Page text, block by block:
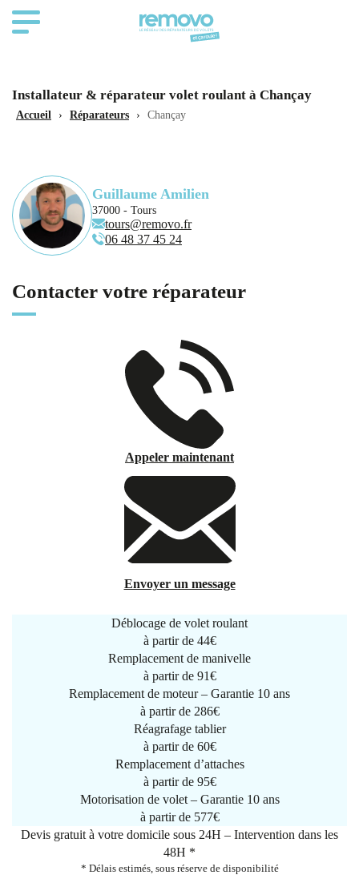
Installateur & réparateur volet roulant à Chançay
Accueil › Réparateurs › Chançay
Guillaume Amilien
37000 - Tours
tours@removo.fr
06 48 37 45 24
Contacter votre réparateur
Appeler maintenant
Envoyer un message
Déblocage de volet roulant
à partir de 44€
Remplacement de manivelle
à partir de 91€
Remplacement de moteur – Garantie 10 ans
à partir de 286€
Réagrafage tablier
à partir de 60€
Remplacement d’attaches
à partir de 95€
Motorisation de volet – Garantie 10 ans
à partir de 577€
Devis gratuit à votre domicile sous 24H – Intervention dans les
48H *
* Délais estimés, sous réserve de disponibilité